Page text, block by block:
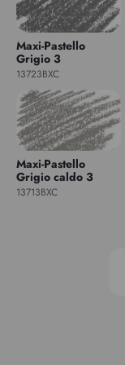
Maxi-Pastello
Grigio 3
13723BXC
Maxi-Pastello
Grigio caldo 3
13713BXC